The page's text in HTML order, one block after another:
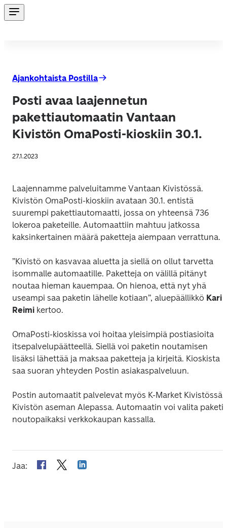
Ajankohtaista Postilla
Posti avaa laajennetun
pakettiautomaatin Vantaan
Kivistön OmaPosti-kioskiin 30.1.
27.1.2023
Laajennamme palveluitamme Vantaan Kivistössä.
Kivistön OmaPosti-kioskiin avataan 30.1. entistä
suurempi pakettiautomaatti, jossa on yhteensä 736
lokeroa paketeille. Automaattiin mahtuu jatkossa
kaksinkertainen määrä paketteja aiempaan verrattuna.
”Kivistö on kasvavaa aluetta ja siellä on ollut tarvetta
isommalle automaatille. Paketteja on välillä pitänyt
noutaa hieman kauempaa. On hienoa, että nyt yhä
useampi saa paketin lähelle kotiaan”, aluepäällikkö Kari
Reimi kertoo.
OmaPosti-kioskissa voi hoitaa yleisimpiä postiasioita
itsepalvelupäätteellä. Siellä voi paketin noutamisen
lisäksi lähettää ja maksaa paketteja ja kirjeitä. Kioskista
saa suoran yhteyden Postin asiakaspalveluun.
Postin automaatit palvelevat myös K-Market Kivistössä
Kivistön aseman Alepassa. Automaatin voi valita
noutopaikaksi verkkokaupan kassalla.
Jaa: